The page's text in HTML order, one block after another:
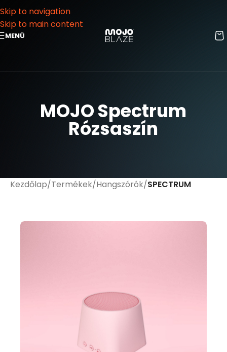
Skip to navigation
Skip to main content
MENÜ
MOJO Spectrum
Rózsaszín
Kezdőlap Termékek Hangszórók SPECTRUM